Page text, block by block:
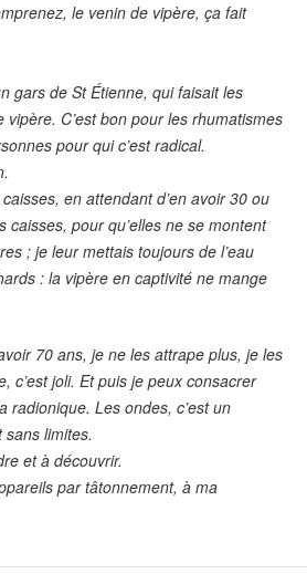
le venin de vipère, ça fait
gars de St Étienne, qui faisait les
C’est bon pour les rhumatismes
pour qui c’est radical.
en attendant d’en avoir 30 ou
caisses, pour qu’elles ne se montent
; je leur mettais toujours de l’eau
: la vipère en captivité ne mange
70 ans, je ne les attrape plus, je les
c’est joli. Et puis je peux consacrer
radionique. Les ondes, c’est un
limites.
et à découvrir.
par tâtonnement, à ma